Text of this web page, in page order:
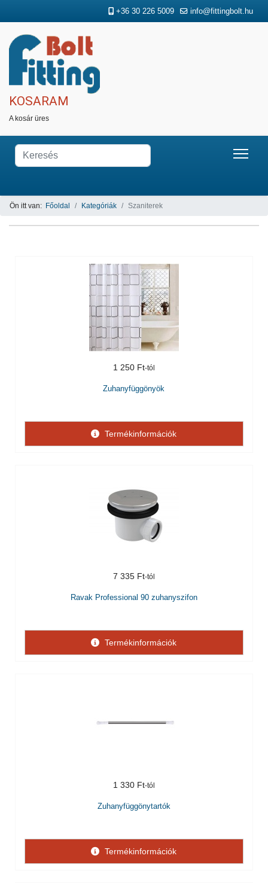
+36 30 226 5009 info@fittingbolt.hu
KOSARAM
A kosár üres
Ön itt van: Főoldal Kategóriák Szaniterek
1 250 Ft
Zuhanyfüggönyök
Termékinformációk
7 335 Ft
Ravak Professional 90 zuhanyszifon
Termékinformációk
1 330 Ft
Zuhanyfüggönytartók
Termékinformációk